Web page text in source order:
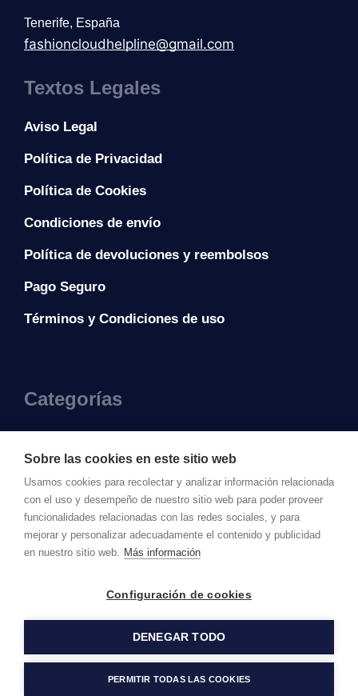
Tenerife, España
fashioncloudhelpline@gmail.com
Textos Legales
Aviso Legal
Política de Privacidad
Política de Cookies
Condiciones de envío
Política de devoluciones y reembolsos
Pago Seguro
Términos y Condiciones de uso
Categorías
Vestidos de noche
Pantalones
© FASHION CLOUD
derechos reservados
Utilizamos
pago
seguro
para
Sobre las cookies en este sitio web
Usamos cookies para recolectar y analizar información relacionada
con el uso y desempeño de nuestro sitio web para poder proveer
funcionalidades relacionadas con las redes sociales, y para
mejorar y personalizar adecuadamente el contenido y publicidad
en nuestro sitio web. Más información
Configuración de cookies
DENEGAR TODO
PERMITIR TODAS LAS COOKIES